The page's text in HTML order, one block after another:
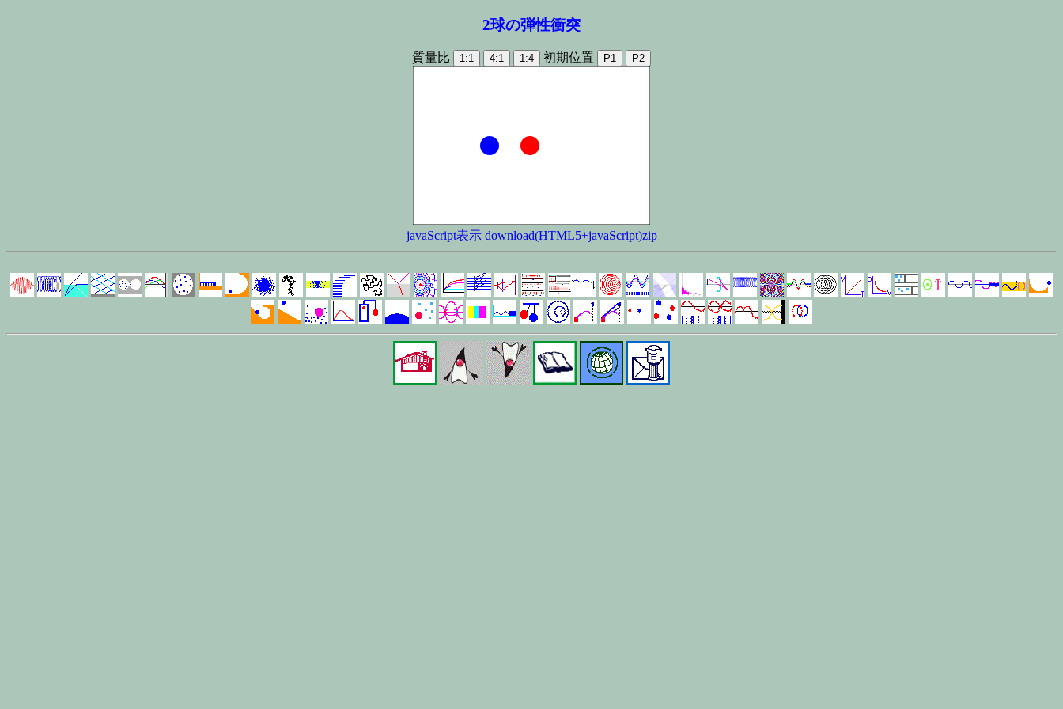
2球の弾性衝突
質量比 1:1 4:1 1:4 初期位置 P1 P2
javaScript表示 download(HTML5+javaScript)zip